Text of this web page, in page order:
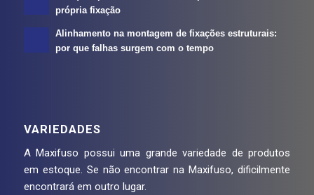
própria fixação
Alinhamento na montagem de fixações estruturais:
por que falhas surgem com o tempo
VARIEDADES
A Maxifuso possui uma grande variedade de produtos
em estoque. Se não encontrar na Maxifuso, dificilmente
encontrará em outro lugar.